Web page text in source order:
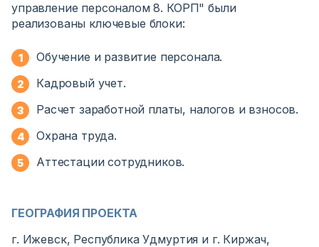
управление персоналом 8. КОРП" были
реализованы ключевые блоки:
Обучение и развитие персонала.
Кадровый учет.
Расчет заработной платы, налогов и взносов.
Охрана труда.
Аттестации сотрудников.
ГЕОГРАФИЯ ПРОЕКТА
г. Ижевск, Республика Удмуртия и г. Киржач,